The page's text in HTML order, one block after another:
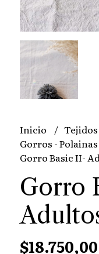
Inicio
Gorros -
Gorro Basic II-
Gorro
$18.750,00